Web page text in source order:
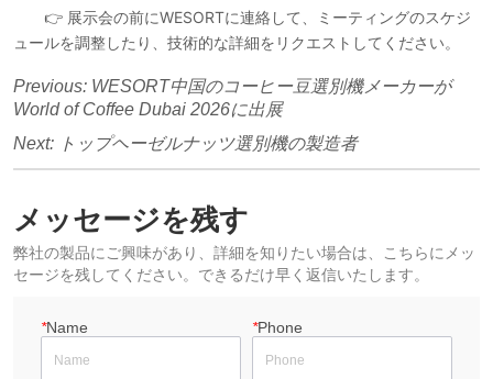
Previous: WESORT中国のコーヒー豆選別機メーカーが
World of Coffee Dubai 2026に出展
Next: トップヘーゼルナッツ選別機の製造者
メッセージを残す
弊社の製品にご興味があり、詳細を知りたい場合は、こちらにメッ
セージを残してください。できるだけ早く返信いたします。
*Name *Phone